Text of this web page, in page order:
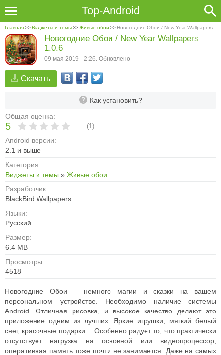
Top-Android
Главная>>Виджеты и темы>>Живые обои >> Новогодние Обои / New Year Wallpapers
Скачать
Как установить?
Общая оценка:
5 (1)
Android версии:
2.1 и выше
Категория:
Виджеты и темы » Живые обои
Разработчик:
BlackBird Wallpapers
Языки:
Русский
Размер:
6.4 MB
Просмотры:
4518
Новогодние Обои / New Year Wallpapers
1.0.6
09 мая 2019 - 2:26. Обновлено
Новогодние Обои – немного магии и сказки на вашем
персональном устройстве. Необходимо наличие системы
Android.Отличная рисовка, и высокое качество делают это
приложение одним из лучших. Яркие игрушки, мягкий белый
снег, красочные подарки… Особенно радует то, что практически
отсутствует нагрузка на основной или видеопроцессор,
оперативная память тоже почти не занимается. Даже на самых